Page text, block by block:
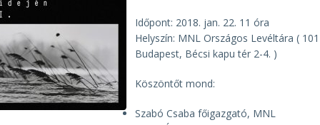
Időpont: 2018. jan. 22. 11 óra
Helyszín: MNL Országos Levéltára (
Budapest, Bécsi kapu tér 2-4. )
Köszöntőt mond:
Szabó Csaba főigazgató, MNL